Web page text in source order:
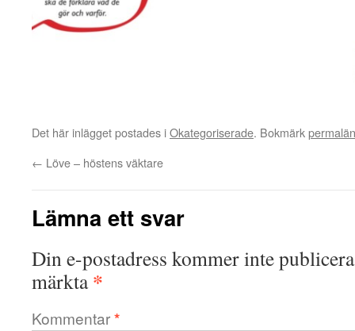
Det här inlägget postades iOkategoriserade. Bokmärk
← Löve – höstens väktare
Lämna ett svar
Din e-postadress kommer inte
märkta*
Kommentar*